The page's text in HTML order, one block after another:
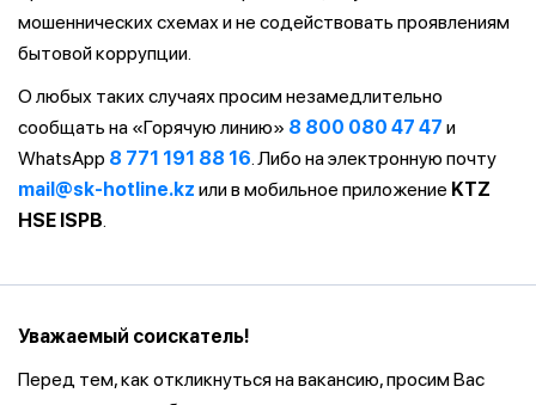
мошеннических схемах и не содействовать проявлениям
бытовой коррупции.
О любых таких случаях просим незамедлительно
сообщать на «Горячую линию» 8 800 080 47 47 и
WhatsApp 8 771 191 88 16. Либо на электронную почту
mail@sk-hotline.kz или в мобильное приложение KTZ
HSE ISPB.
Уважаемый соискатель!
Перед тем, как откликнуться на вакансию, просим Вас